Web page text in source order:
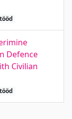
Defence
Civilian